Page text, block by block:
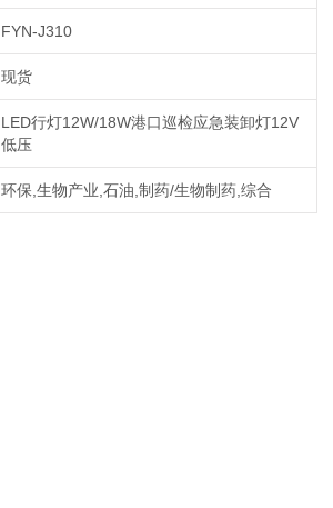
FYN-J310
现货
LED行灯12W/18W港口巡检应急装卸灯12V
低压
环保,生物产业,石油,制药/生物制药,综合